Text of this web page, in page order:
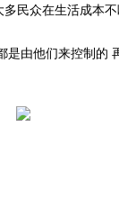
民众在生活成本
他们来控制的